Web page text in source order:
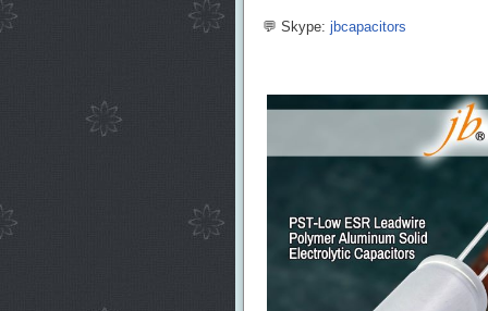
💬 Skype: jbcapacitors